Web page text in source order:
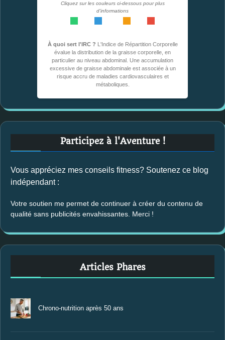
Cliquez sur les couleurs ci-dessous pour plus
d'informations
À quoi sert l'IRC ? L'Indice de Répartition Corporelle
évalue la distribution de la graisse corporelle, en
particulier au niveau abdominal. Une accumulation
excessive de graisse abdominale est associée à un
risque accru de maladies cardiovasculaires et
métaboliques.
Participez à l'Aventure !
Vous appréciez mes conseils fitness? Soutenez ce blog
indépendant :
Votre soutien me permet de continuer à créer du contenu de
qualité sans publicités envahissantes. Merci !
Articles Phares
Chrono-nutrition après 50 ans